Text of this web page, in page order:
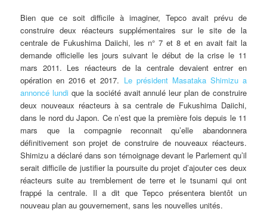
Bien que ce soit difficile à imaginer, Tepco avait prévu de
construire deux réacteurs supplémentaires sur le site de la
centrale de Fukushima Daiichi, les n° 7 et 8 et en avait fait la
demande officielle les jours suivant le début de la crise le 11
mars 2011. Les réacteurs de la centrale devaient entrer en
opération en 2016 et 2017. Le président Masataka Shimizu a
annoncé lundique la société avait annulé leur plan de construire
deux nouveaux réacteurs à sa centrale de Fukushima Daiichi,
dans le nord du Japon. Ce n’est que la première fois depuis le 11
mars que la compagnie reconnait qu’elle abandonnera
définitivement son projet de construire de nouveaux réacteurs.
Shimizu a déclaré dans son témoignage devant le Parlement qu’il
serait difficile de justifier la poursuite du projet d’ajouter ces deux
réacteurs suite au tremblement de terre et le tsunami qui ont
frappé la centrale. Il a dit que Tepco présentera bientôt un
nouveau plan au gouvernement, sans les nouvelles unités.